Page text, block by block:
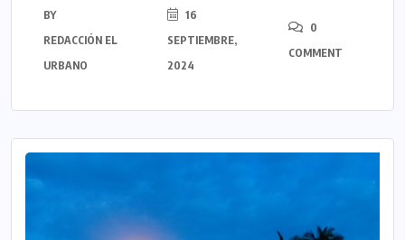
BY
REDACCIÓN EL
URBANO
16
SEPTIEMBRE,
2024
0
COMMENT